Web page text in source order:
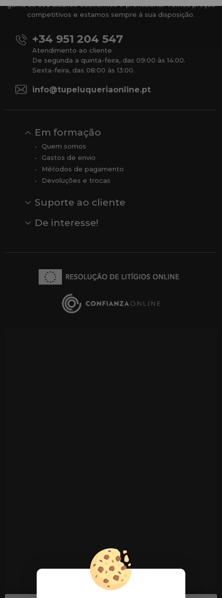
gama ao seu alcance económico e profissional. Temos preços
competitivos e estamos sempre à sua disposição.
+34 951 204 547
Atendimento ao cliente
De segunda a quinta-feira, das 09:00 às 14:00.
Sexta-feira, das 08:00 às 13:00.
info@tupeluqueriaonline.pt
Em formação
Quem somos
Gastos de envio
Métodos de pagamento
Devoluções e trocas
Suporte ao cliente
Comentários
Comentários do Google
De interesse!